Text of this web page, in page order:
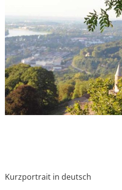
Kurzportrait in deutsch